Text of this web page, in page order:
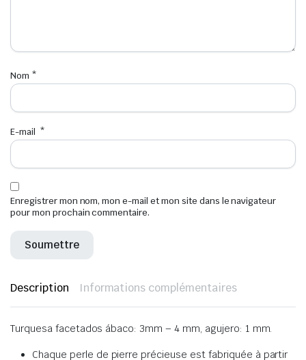
Nom *
E-mail *
Enregistrer mon nom, mon e-mail et mon site dans le navigateur
pour mon prochain commentaire.
Description Informations complémentaires
Turquesa facetados ábaco: 3mm – 4 mm, agujero: 1 mm.
Chaque perle de pierre précieuse est fabriquée à partir